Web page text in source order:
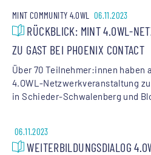
MINT COMMUNITY 4.OWL 06.11.2023
RÜCKBLICK: MINT 4.OWL-
ZU GAST BEI PHOENIX CONTACT
Über 70 Teilnehmer:innen haben
4.OWL-Netzwerkveranstaltung
in Schieder-Schwalenberg und
06.11.2023
WEITERBILDUNGSDIALOG